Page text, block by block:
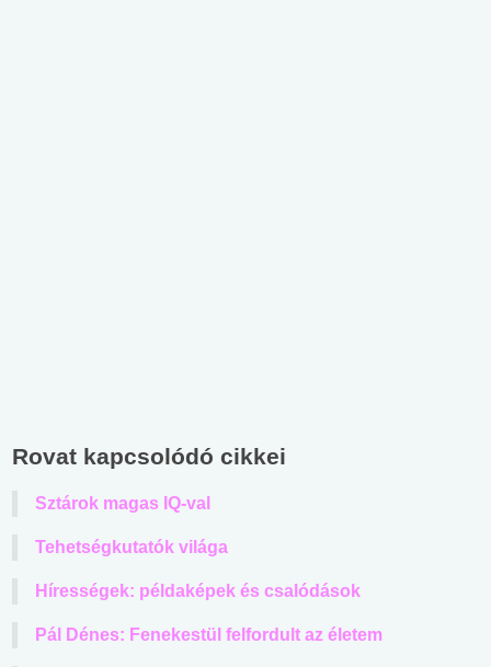
Rovat kapcsolódó cikkei
Sztárok magas IQ-val
Tehetségkutatók világa
Hírességek: példaképek és csalódások
Pál Dénes: Fenekestül felfordult az életem